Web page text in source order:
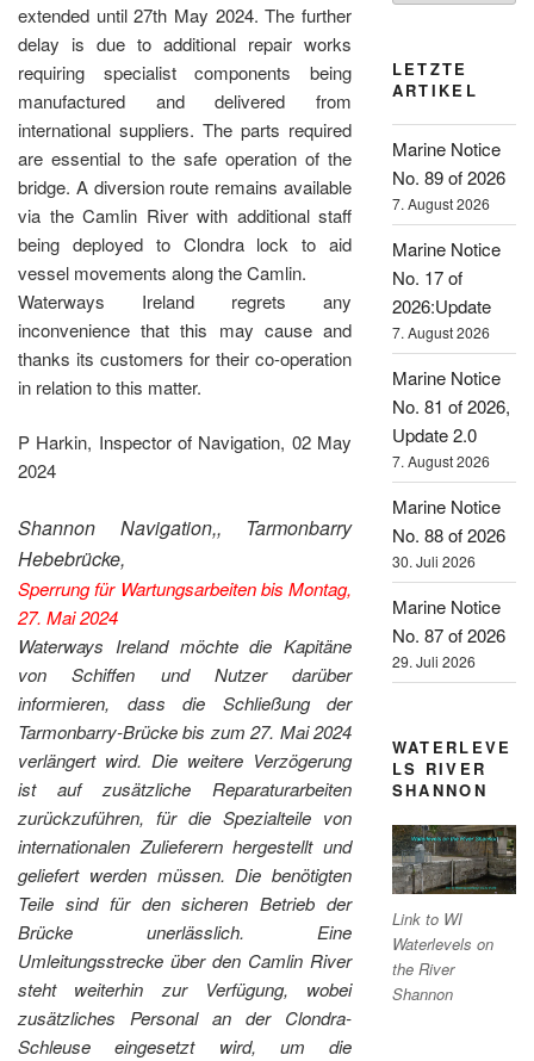
extended until 27th May 2024. The further
delay is due to additional repair works
requiring specialist components being
manufactured and delivered from
international suppliers. The parts required
are essential to the safe operation of the
bridge. A diversion route remains available
via the Camlin River with additional staff
being deployed to Clondra lock to aid
vessel movements along the Camlin.
Waterways Ireland regrets any
inconvenience that this may cause and
thanks its customers for their co-operation
in relation to this matter.
P Harkin, Inspector of Navigation, 02 May
2024
Shannon Navigation,, Tarmonbarry
Hebebrücke,
Sperrung für Wartungsarbeiten bis Montag,
27. Mai 2024
Waterways Ireland möchte die Kapitäne
von Schiffen und Nutzer darüber
informieren, dass die Schließung der
Tarmonbarry-Brücke bis zum 27. Mai 2024
verlängert wird. Die weitere Verzögerung
ist auf zusätzliche Reparaturarbeiten
zurückzuführen, für die Spezialteile von
internationalen Zulieferern hergestellt und
geliefert werden müssen. Die benötigten
Teile sind für den sicheren Betrieb der
Brücke unerlässlich. Eine
Umleitungsstrecke über den Camlin River
steht weiterhin zur Verfügung, wobei
zusätzliches Personal an der Clondra-
Schleuse eingesetzt wird, um die
LETZTE
ARTIKEL
Marine Notice
No. 89 of 2026
7. August 2026
Marine Notice
No. 17 of
2026:Update
7. August 2026
Marine Notice
No. 81 of 2026,
Update 2.0
7. August 2026
Marine Notice
No. 88 of 2026
30. Juli 2026
Marine Notice
No. 87 of 2026
29. Juli 2026
WATERLEVE
LS RIVER
SHANNON
Link to WI
Waterlevels on
the River
Shannon